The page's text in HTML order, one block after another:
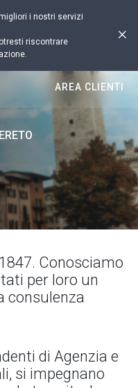
i nostri servizi
riscontrare
AREA CLIENTI
Conosciamo
per loro un
consulenza
di Agenzia e
si impegnano